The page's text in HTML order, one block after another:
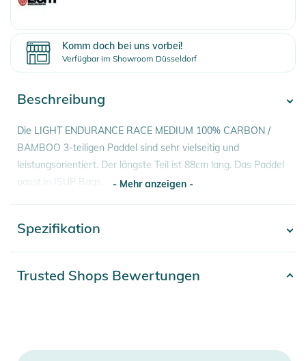
Komm doch bei uns vorbei!
Verfügbar im Showroom Düsseldorf
Beschreibung
Die LIGHT ENDURANCE RACE MEDIUM 100% CARBON /
BAMBOO 3-teiligen Paddel sind sehr vielseitig und
leistungsorientiert. Der längste Teil ist 88cm lang. Das Paddel
passt in ISUP Bags.
laminiert. Der Schaft ist perfekt mit echtem Bambus furniert.
Diese Paddel bieten weniger Flex, mehr Kraftübertragung und
V-Form und den ultimativen 10°-Winkel. 91.8sq.inch fühlen
Eigenschaften:
- Mehr anzeigen -
Spezifikation
Trusted Shops Bewertungen